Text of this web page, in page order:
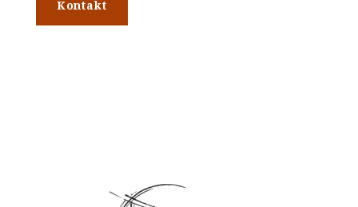
Kontakt